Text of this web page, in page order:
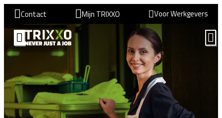
Contact Mijn TRIXXO Voor Werkgevers